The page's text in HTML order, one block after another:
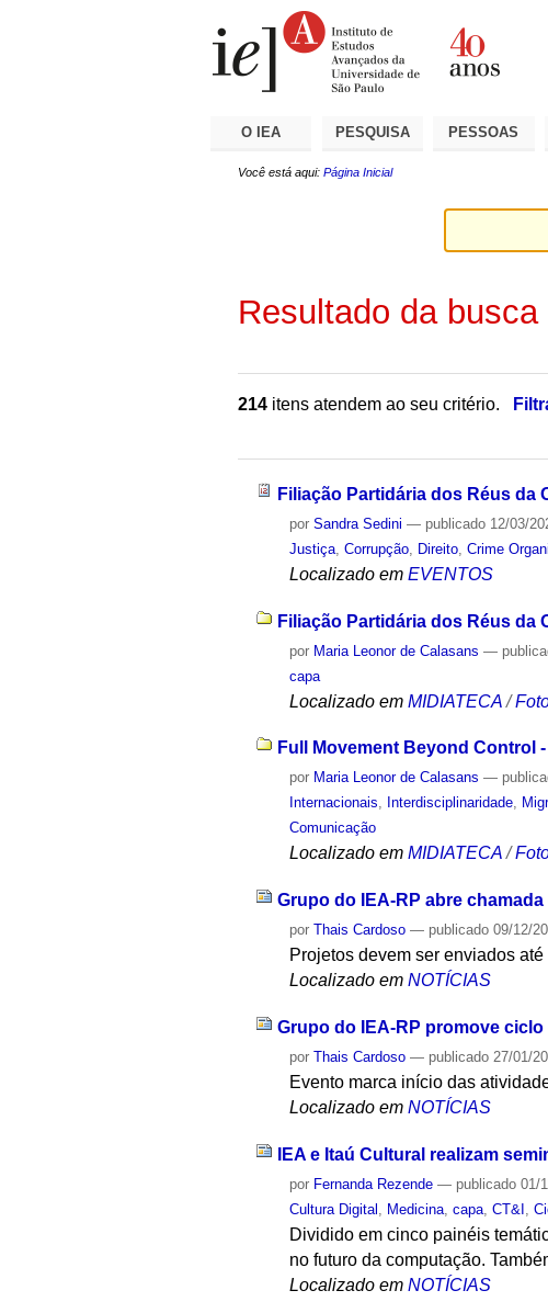
O IEA PESQUISA PESSOAS
Você está aqui: Página Inicial
Resultado da busca
214 itens atendem ao seu critério.
Filiação Partidária dos Réus da
porSandra Sedini — publicado 12/03/
Justiça ,Corrupção Direito ,Crime
Localizado em EVENTOS
Filiação Partidária dos Réus da
por Maria Leonor de Calasans —
capa
Localizado em MIDIATECA /
Full Movement Beyond Control
por Maria Leonor de Calasans —
Internacionais, Interdisciplinaridade,
Comunicação
Localizado em MIDIATECA /
Grupo do IEA-RP abre
porThais Cardoso — publicado 09/12/
Projetos devem ser enviados
Localizado em NOTÍCIAS
Grupo do IEA-RP promove
porThais Cardoso — publicado 27/01/
Evento marca início das
Localizado em NOTÍCIAS
IEA e Itaú Cultural realizam
por Fernanda Rezende — publicado 01/
Cultura Digital
Medicina ,capa ,CT&I ,
Dividido em cinco painéis
no futuro da computação.
Localizado em NOTÍCIAS